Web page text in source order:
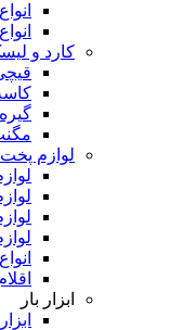
کارد و
لوازم پخت
ابزار بار